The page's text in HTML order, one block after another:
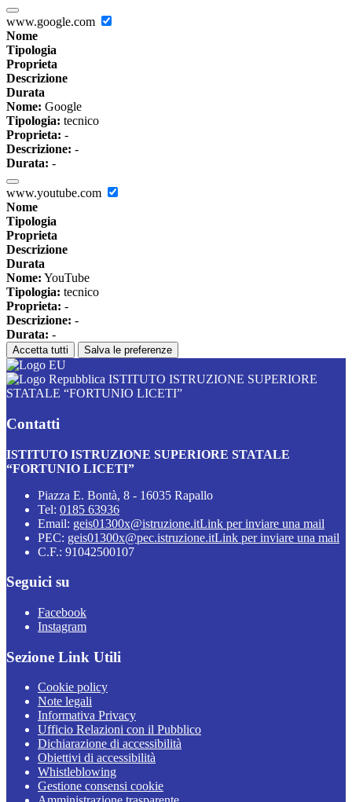
www.google.com
Nome
Tipologia
Proprieta
Descrizione
Durata
Nome: Google
Tipologia: tecnico
Proprieta: -
Descrizione: -
Durata: -
www.youtube.com
Nome
Tipologia
Proprieta
Descrizione
Durata
Nome: YouTube
Tipologia: tecnico
Proprieta: -
Descrizione: -
Durata: -
Accetta tutti Salva le preferenze
ISTITUTO ISTRUZIONE SUPERIORE
STATALE “FORTUNIO LICETI”
Contatti
ISTITUTO ISTRUZIONE SUPERIORE STATALE
“FORTUNIO LICETI”
Piazza E. Bontà, 8 - 16035 Rapallo
Tel: 0185 63936
Email: geis01300x@istruzione.itLink per inviare una mail
PEC: geis01300x@pec.istruzione.itLink per inviare una mail
C.F.: 91042500107
Seguici su
Facebook
Instagram
Sezione Link Utili
Cookie policy
Note legali
Informativa Privacy
Ufficio Relazioni con il Pubblico
Dichiarazione di accessibilità
Obiettivi di accessibilità
Whistleblowing
Gestione consensi cookie